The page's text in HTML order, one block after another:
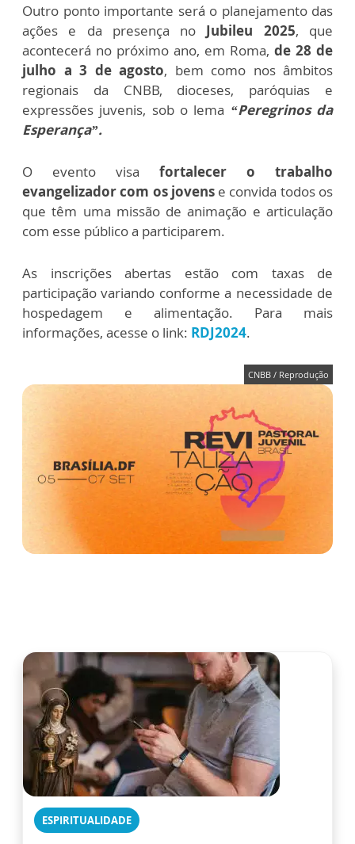
Outro ponto importante será o planejamento das
ações e da presença no Jubileu 2025, que
acontecerá no próximo ano, em Roma, de 28 de
julho a 3 de agosto, bem como nos âmbitos
regionais da CNBB, dioceses, paróquias e
expressões juvenis, sob o lema “Peregrinos da
Esperança”.
O evento visa fortalecer o trabalho
evangelizador com os jovens e convida todos os
que têm uma missão de animação e articulação
com esse público a participarem.
As inscrições abertas estão com taxas de
participação variando conforme a necessidade de
hospedagem e alimentação. Para mais
informações, acesse o link: RDJ2024.
CNBB / Reprodução
ESPIRITUALIDADE